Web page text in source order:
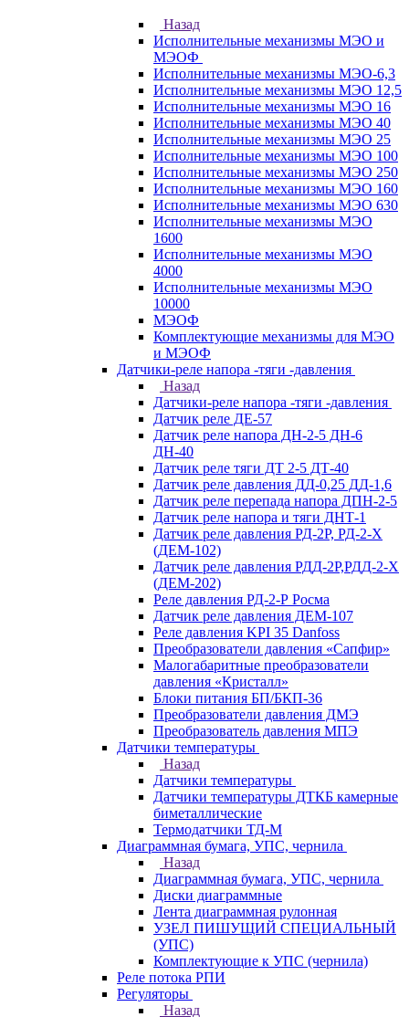
Назад
Исполнительные механизмы МЭО и
МЭОФ
Исполнительные механизмы МЭО-6,3
Исполнительные механизмы МЭО 12,5
Исполнительные механизмы МЭО 16
Исполнительные механизмы МЭО 40
Исполнительные механизмы МЭО 25
Исполнительные механизмы МЭО 100
Исполнительные механизмы МЭО 250
Исполнительные механизмы МЭО 160
Исполнительные механизмы МЭО 630
Исполнительные механизмы МЭО
1600
Исполнительные механизмы МЭО
4000
Исполнительные механизмы МЭО
10000
МЭОФ
Комплектующие механизмы для МЭО
и МЭОФ
Датчики-реле напора -тяги -давления
Назад
Датчики-реле напора -тяги -давления
Датчик реле ДЕ-57
Датчик реле напора ДН-2-5 ДН-6
ДН-40
Датчик реле тяги ДТ 2-5 ДТ-40
Датчик реле давления ДД-0,25 ДД-1,6
Датчик реле перепада напора ДПН-2-5
Датчик реле напора и тяги ДНТ-1
Датчик реле давления РД-2Р, РД-2-Х
(ДЕМ-102)
Датчик реле давления РДД-2Р,РДД-2-Х
(ДЕМ-202)
Реле давления РД-2-Р Росма
Датчик реле давления ДЕМ-107
Реле давления KPI 35 Danfoss
Преобразователи давления «Сапфир»
Малогабаритные преобразователи
давления «Кристалл»
Блоки питания БП/БКП-36
Преобразователи давления ДМЭ
Преобразователь давления МПЭ
Датчики температуры
Назад
Датчики температуры
Датчики температуры ДТКБ камерные
биметаллические
Термодатчики ТД-М
Диаграммная бумага, УПС, чернила
Назад
Диаграммная бумага, УПС, чернила
Диски диаграммные
Лента диаграммная рулонная
УЗЕЛ ПИШУЩИЙ СПЕЦИАЛЬНЫЙ
(УПС)
Комплектующие к УПС (чернила)
Реле потока РПИ
Регуляторы
Назад